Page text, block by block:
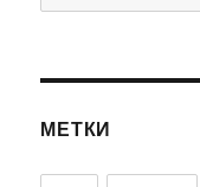
МЕТКИ